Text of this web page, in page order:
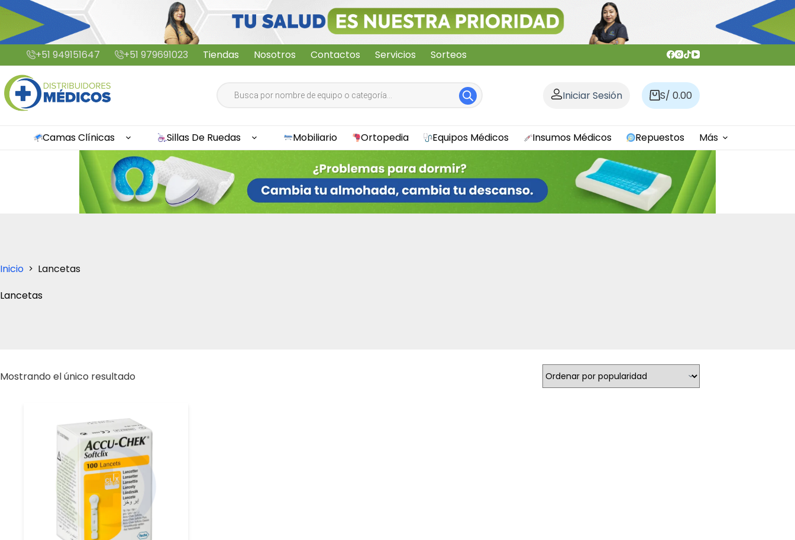
Saltar
al
contenido
+51 949151647 +51 979691023 Tiendas Nosotros Contactos Servicios Sorteos
Iniciar Sesión
Carro
compra
S/ 0.00
Camas Clínicas Sillas De Ruedas Mobiliario Ortopedia Equipos Médicos Insumos Médicos Repuestos Más
Inicio
Lancetas
Lancetas
Mostrando el único resultado